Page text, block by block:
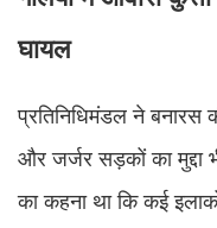
घायल
प्रतिनिधिमंडल ने बनारस
और जर्जर सड़कों का मुद्दा
का कहना था कि कई